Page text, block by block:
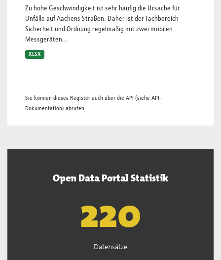
Zu hohe Geschwindigkeit ist sehr häufig die Ursache für
Unfälle auf Aachens Straßen. Daher ist der Fachbereich
Sicherheit und Ordnung regelmäßig mit zwei mobilen
Messgeräten...
XLSX
Sie können dieses Register auch über die API (siehe API-
Dokumentation) abrufen.
Open Data Portal Statistik
222
Datensätze